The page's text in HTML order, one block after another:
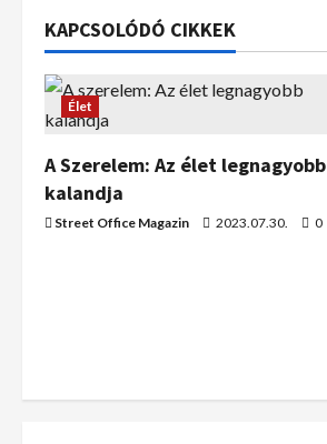
KAPCSOLÓDÓ CIKKEK
Élet
A Szerelem: Az élet legnagyobb
kalandja
Street Office Magazin 2023.07.30. 0